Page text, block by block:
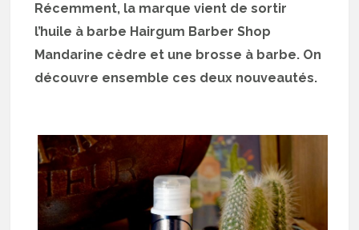
Récemment, la marque vient de sortir
l’huile à barbe Hairgum Barber Shop
Mandarine cèdre et une brosse à barbe. On
découvre ensemble ces deux nouveautés.